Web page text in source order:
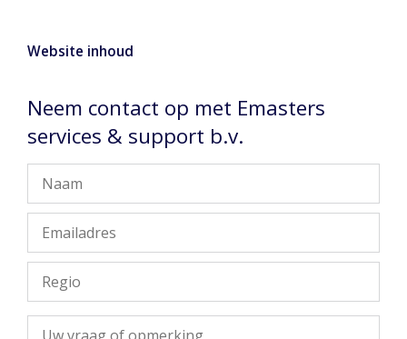
Website inhoud
Neem contact op met Emasters
services & support b.v.